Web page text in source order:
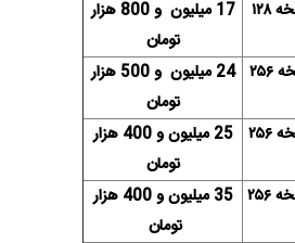
گلکسی A۱۷ (نسخه ۱۲۸
17 میلیون و 800 هزار
تومان
گلکسی A۱۷ (نسخه ۲۵۶
24 میلیون و 500 هزار
تومان
گلکسی A۲۵ (نسخه ۲۵۶
25 میلیون و 400 هزار
تومان
گلکسی A۳۵ (نسخه ۲۵۶
35 میلیون و 400 هزار
تومان